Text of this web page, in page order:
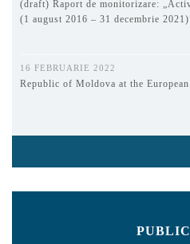
(draft) Raport de monitorizare:
(1 august 2016 – 31 decembrie
16 FEBRUARIE 2022
Republic of Moldova at the